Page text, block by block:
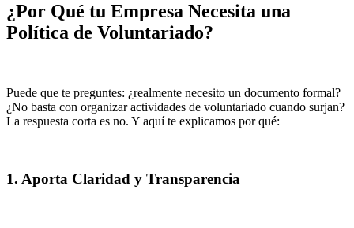
¿Por Qué tu Empresa Necesita una
Política de Voluntariado?
Puede que te preguntes: ¿realmente necesito un documento formal?
¿No basta con organizar actividades de voluntariado cuando surjan?
La respuesta corta es no. Y aquí te explicamos por qué:
1. Aporta Claridad y Transparencia